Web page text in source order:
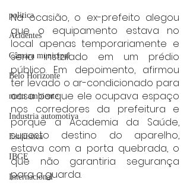
politica
Acidentes
Câmara municipal
Belo Horizonte
meio ambiente
Industria automotiva
Estatística
IBGE
Internacional
Na ocasião, o ex-prefeito alegou
que o equipamento estava no
local apenas temporariamente e
seria instalado em um prédio
público. Em depoimento, afirmou
ter levado o ar-condicionado para
casa porque ele ocupava espaço
nos corredores da prefeitura e
porque a Academia da Saúde,
suposto destino do aparelho,
estava com a porta quebrada, o
que não garantiria segurança
para a guarda.